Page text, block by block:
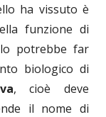
ha vissuto è
funzione di
potrebbe far
biologico di
, cioè deve
il nome di